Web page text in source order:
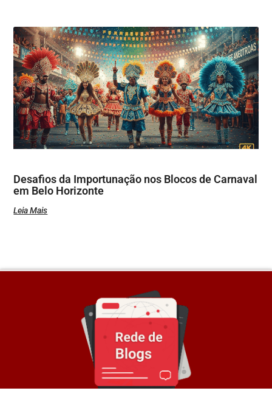
Desafios da Importunação nos Blocos de Carnaval
em Belo Horizonte
Leia Mais